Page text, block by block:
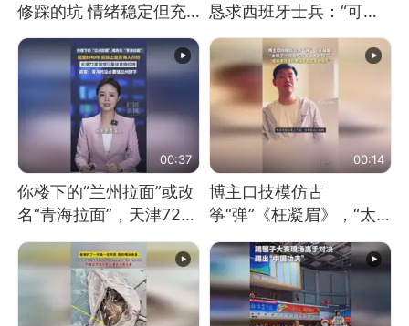
修踩的坑 情绪稳定但充
满无奈 每处都有精心设
计 但每处都有瑕疵 网
友：一开始我没笑 但看
到洗手盆我没绷住
恳求西班牙士兵：“可不
可以不要把我遣返回国”
00:37
你楼下的“兰州拉面”或改
名“青海拉面”，天津72家
面馆已集体更换招牌
00:14
博主口技模仿古
筝“弹”《枉凝眉》，“太
像了～你是吃古筝长大的
吗？”“或将成为首位考级
不带古筝的选手。”（来
源：新华每日电讯）